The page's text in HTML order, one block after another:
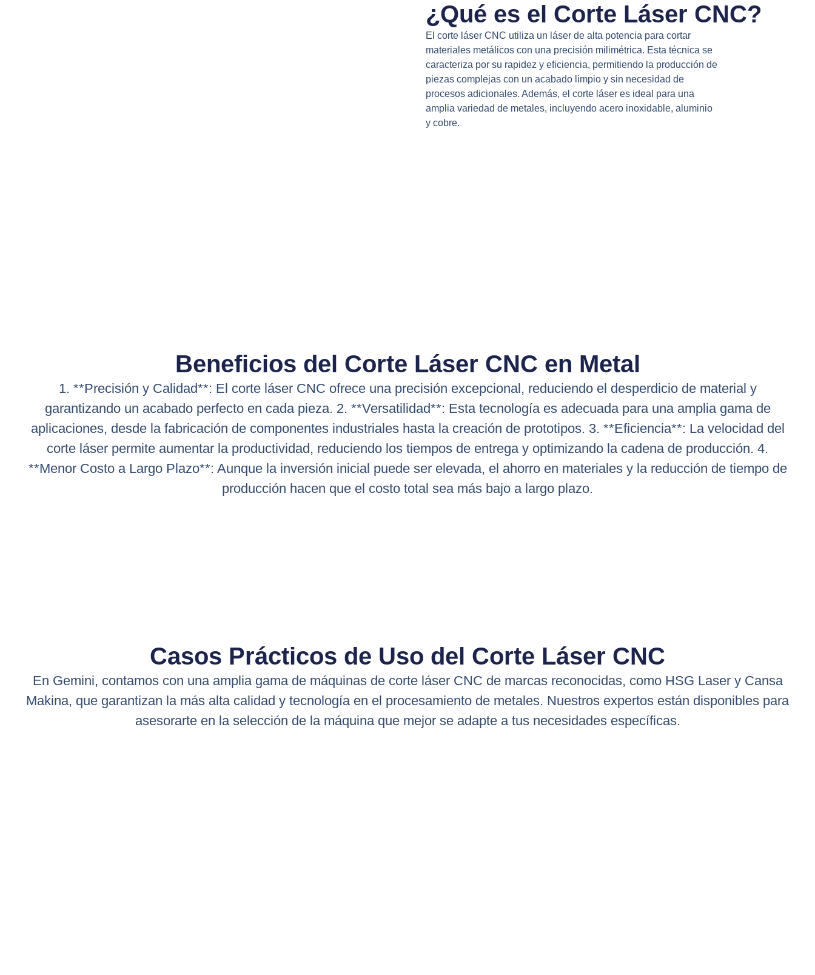
¿Qué es el Corte Láser CNC?
El corte láser CNC utiliza un láser de alta potencia para cortar
materiales metálicos con una precisión milimétrica. Esta técnica se
caracteriza por su rapidez y eficiencia, permitiendo la producción de
piezas complejas con un acabado limpio y sin necesidad de
procesos adicionales. Además, el corte láser es ideal para una
amplia variedad de metales, incluyendo acero inoxidable, aluminio
y cobre.
Beneficios del Corte Láser CNC en Metal​
1. **Precisión y Calidad**: El corte láser CNC ofrece una precisión excepcional, reduciendo el desperdicio de material y
garantizando un acabado perfecto en cada pieza. 2. **Versatilidad**: Esta tecnología es adecuada para una amplia gama de
aplicaciones, desde la fabricación de componentes industriales hasta la creación de prototipos. 3. **Eficiencia**: La velocidad del
corte láser permite aumentar la productividad, reduciendo los tiempos de entrega y optimizando la cadena de producción. 4.
**Menor Costo a Largo Plazo**: Aunque la inversión inicial puede ser elevada, el ahorro en materiales y la reducción de tiempo de
producción hacen que el costo total sea más bajo a largo plazo.
Casos Prácticos de Uso del Corte Láser CNC
En Gemini, contamos con una amplia gama de máquinas de corte láser CNC de marcas reconocidas, como HSG Laser y Cansa
Makina, que garantizan la más alta calidad y tecnología en el procesamiento de metales. Nuestros expertos están disponibles para
asesorarte en la selección de la máquina que mejor se adapte a tus necesidades específicas.